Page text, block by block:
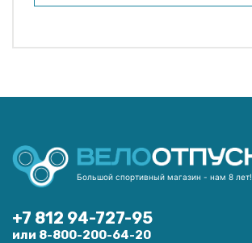
Большой спортивный магазин - нам 8 лет!
+7 812 94-727-95
или 8-800-200-64-20